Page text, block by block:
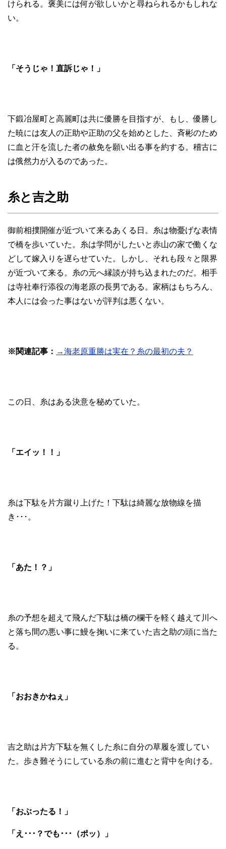
けられる。褒美には何が欲しいかと尋ねられるかもしれな
い。
「そうじゃ！直訴じゃ！」
下鍛冶屋町と高麗町は共に優勝を目指すが、もし、優勝し
た暁には友人の正助や正助の父を始めとした、斉彬のため
に血と汗を流した者の赦免を願い出る事を約する。稽古に
は俄然力が入るのであった。
糸と吉之助
御前相撲開催が近づいて来るあくる日。糸は物憂げな表情
で橋を歩いていた。糸は学問がしたいと赤山の家で働くな
どして嫁入りを遅らせていた。しかし、それも段々と限界
が近づいて来る。糸の元へ縁談が持ち込まれたのだ。相手
は寺社奉行添役の海老原の長男である。家柄はもちろん、
本人には会った事はないが評判は悪くない。
※関連記事： →海老原重勝は実在？糸の最初の夫？
この日、糸はある決意を秘めていた。
「エイッ！！」
糸は下駄を片方蹴り上げた！下駄は綺麗な放物線を描
き･･･。
「あた！？」
糸の予想を超えて飛んだ下駄は橋の欄干を軽く越えて川へ
と落ち間の悪い事に鰻を掬いに来ていた吉之助の頭に当た
る。
「おおきかねぇ」
吉之助は片方下駄を無くした糸に自分の草履を渡してい
た。歩き難そうにしている糸の前に進むと背中を向ける。
「おぶったる！」
「え･･･？でも･･･（ポッ）」